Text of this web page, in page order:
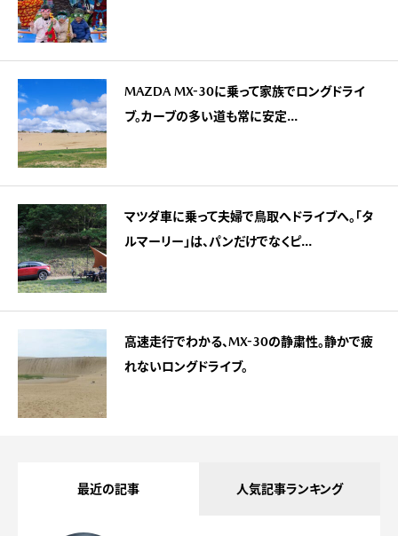
MAZDA MX-30に乗って家族でロングドライ
ブ。カーブの多い道も常に安定...
マツダ車に乗って夫婦で鳥取へドライブへ。「タ
ルマーリー」は、パンだけでなくピ...
高速走行でわかる、MX-30の静粛性。静かで疲
れないロングドライブ。
最近の記事 人気記事ランキング